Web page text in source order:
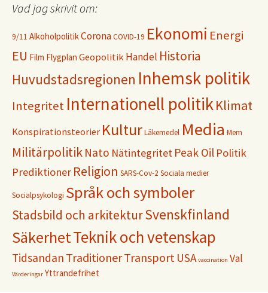
Vad jag skrivit om:
9/11 AlkoholpolitikCoronaCOVID-19 Ekonomi Energi
EU Film Flygplan Geopolitik Handel Historia
Huvudstadsregionen Inhemsk politik
Integritet Internationell politikKlimat
Konspirationsteorier KulturLäkemedel Media Mem
Militärpolitik Nato Nätintegritet Peak Oil Politik
Prediktioner Religion SARS-Cov-2 Sociala medier
Socialpsykologi Språk och symboler
Stadsbild och arkitekturSvenskfinland
SäkerhetTeknik och vetenskap
Tidsandan TraditionerTransport USA vaccination Val
Värderingar Yttrandefrihet